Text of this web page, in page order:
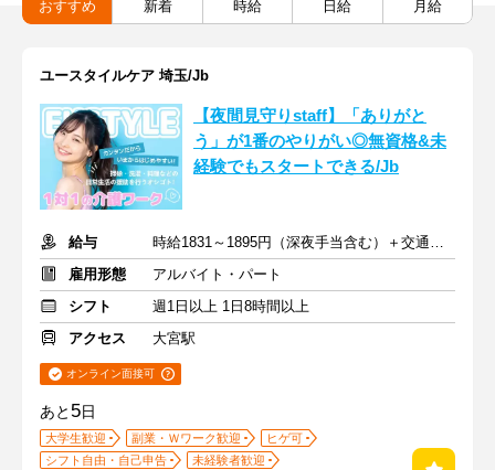
おすすめ 新着 時給 日給 月給
ユースタイルケア 埼玉/Jb
【夜間見守りstaff】「ありがと
う」が1番のやりがい◎無資格&未
経験でもスタートできる/Jb
給与
時給1831～1895円（深夜手当含む）＋交通費支給
雇用形態
アルバイト・パート
シフト
週1日以上 1日8時間以上
アクセス
大宮駅
オンライン面接可
あと 5日
大学生歓迎 副業・Ｗワーク歓迎
ヒゲ可
シフト自由・自己申告
未経験者歓迎